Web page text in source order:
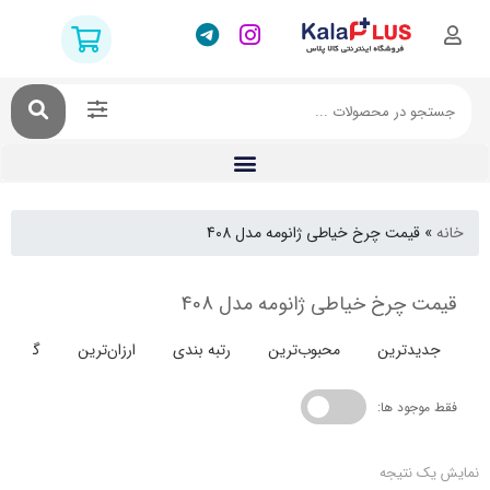
قیمت چرخ خیاطی ژانومه مدل 408
چرخ خیاطی ژانومه مدل 408
محبوب‌ترین رتبه بندی ارزان‌ترین گران‌ترین
ها:
نتیجه